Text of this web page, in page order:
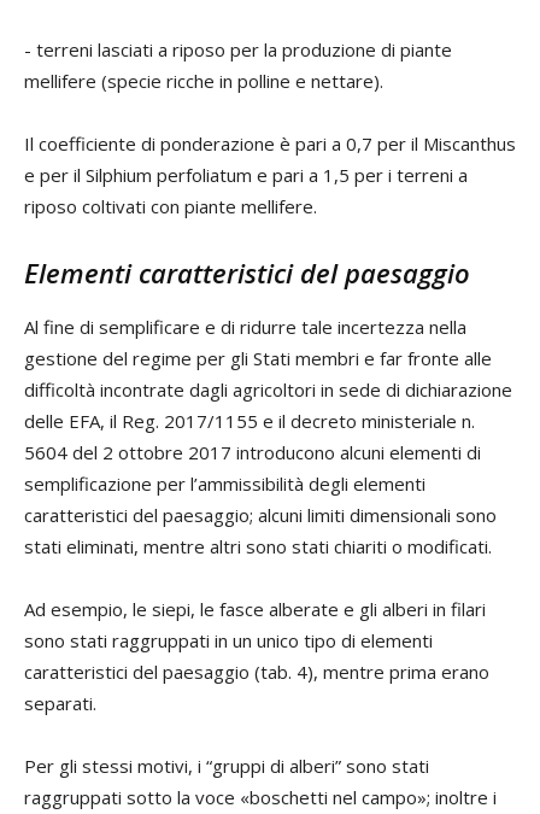
- terreni lasciati a riposo per la produzione di piante
mellifere (specie ricche in polline e nettare).
Il coefficiente di ponderazione è pari a 0,7 per il Miscanthus
e per il Silphium perfoliatum e pari a 1,5 per i terreni a
riposo coltivati con piante mellifere.
Elementi caratteristici del paesaggio
Al fine di semplificare e di ridurre tale incertezza nella
gestione del regime per gli Stati membri e far fronte alle
difficoltà incontrate dagli agricoltori in sede di dichiarazione
delle EFA, il Reg. 2017/1155 e il decreto ministeriale n.
5604 del 2 ottobre 2017 introducono alcuni elementi di
semplificazione per l’ammissibilità degli elementi
caratteristici del paesaggio; alcuni limiti dimensionali sono
stati eliminati, mentre altri sono stati chiariti o modificati.
Ad esempio, le siepi, le fasce alberate e gli alberi in filari
sono stati raggruppati in un unico tipo di elementi
caratteristici del paesaggio (tab. 4), mentre prima erano
separati.
Per gli stessi motivi, i “gruppi di alberi” sono stati
raggruppati sotto la voce «boschetti nel campo»; inoltre i